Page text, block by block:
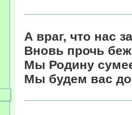
А враг, что нас
Вновь прочь
Мы Родину
Мы будем вас